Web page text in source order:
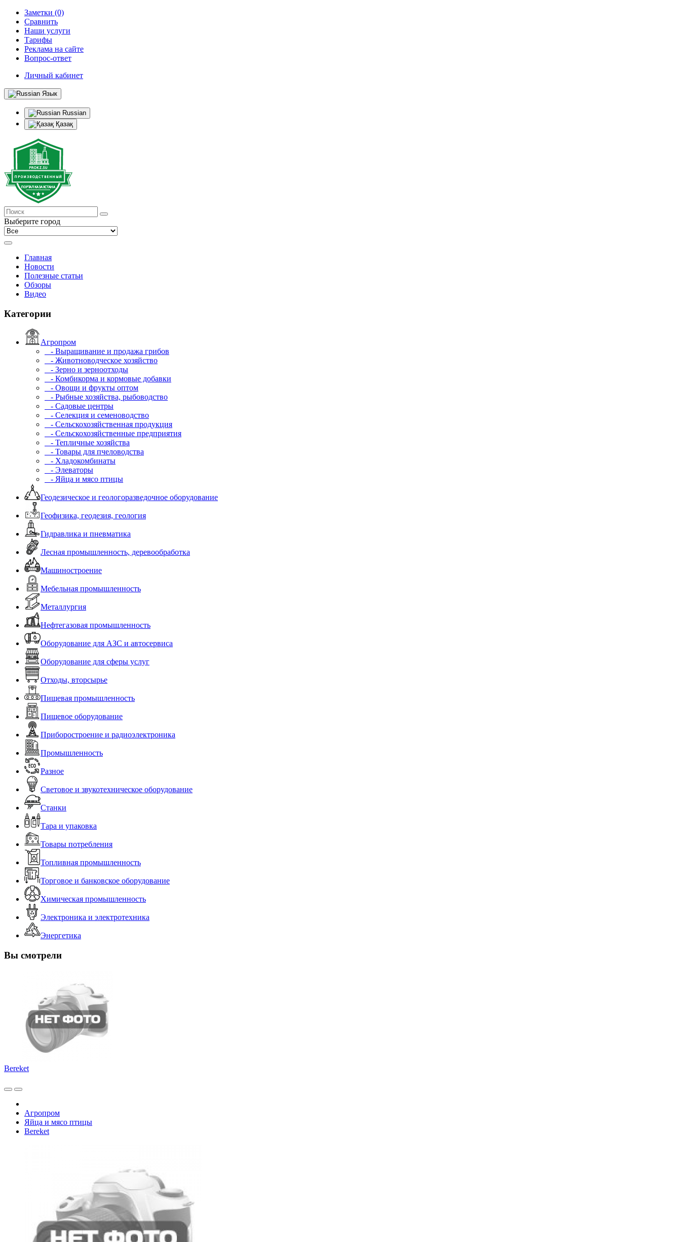
Заметки (0)
Сравнить
Наши услуги
Тарифы
Реклама на сайте
Вопрос-ответ
Личный кабинет
Язык
Russian
Қазақ
Выберите город
Главная
Новости
Полезные статьи
Обзоры
Видео
Категории
Агропром
- Выращивание и продажа грибов
- Животноводческое хозяйство
- Зерно и зерноотходы
- Комбикорма и кормовые добавки
- Овощи и фрукты оптом
- Рыбные хозяйства, рыбоводство
- Садовые центры
- Селекция и семеноводство
- Сельскохозяйственная продукция
- Сельскохозяйственные предприятия
- Тепличные хозяйства
- Товары для пчеловодства
- Хладокомбинаты
- Элеваторы
- Яйца и мясо птицы
Геодезическое и геологоразведочное оборудование
Геофизика, геодезия, геология
Гидравлика и пневматика
Лесная промышленность, деревообработка
Машиностроение
Мебельная промышленность
Металлургия
Нефтегазовая промышленность
Оборудование для АЗС и автосервиса
Оборудование для сферы услуг
Отходы, вторсырье
Пищевая промышленность
Пищевое оборудование
Приборостроение и радиоэлектроника
Промышленность
Разное
Световое и звукотехническое оборудование
Станки
Тара и упаковка
Товары потребления
Топливная промышленность
Торговое и банковское оборудование
Химическая промышленность
Электроника и электротехника
Энергетика
Вы смотрели
Bereket
Агропром
Яйца и мясо птицы
Bereket